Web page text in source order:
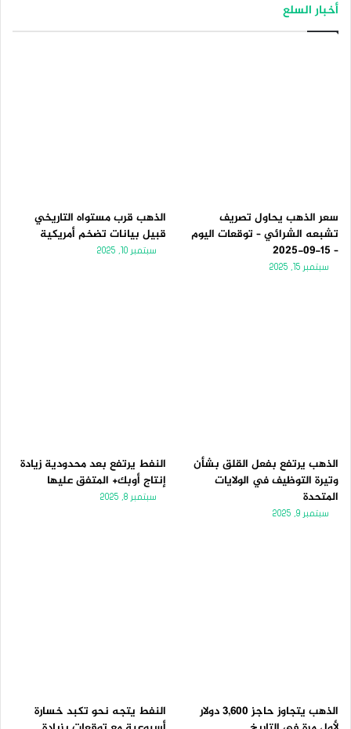
أخبار السلع
سعر الذهب يحاول تصريف
تشبعه الشرائي – توقعات اليوم
– 15-09-2025
سبتمبر 15, 2025
الذهب قرب مستواه التاريخي
قبيل بيانات تضخم أمريكية
سبتمبر 10, 2025
الذهب يرتفع بفعل القلق بشأن
وتيرة التوظيف في الولايات
المتحدة
سبتمبر 9, 2025
النفط يرتفع بعد محدودية زيادة
إنتاج أوبك+ المتفق عليها
سبتمبر 8, 2025
الذهب يتجاوز حاجز 3,600 دولار
النفط يتجه نحو تكبد خسارة